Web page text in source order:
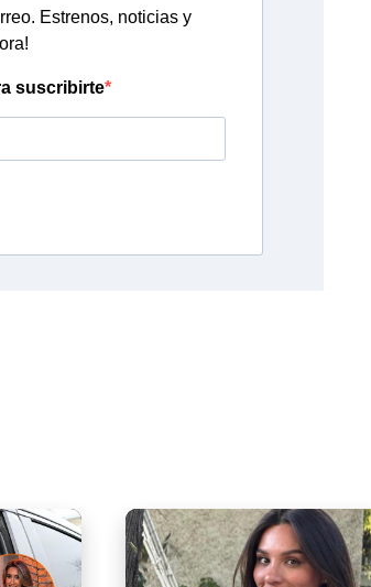
Estrenos, noticias y
suscribirte